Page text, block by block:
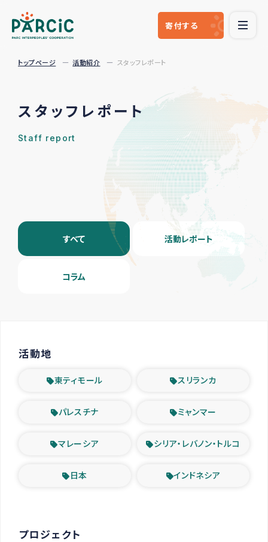
寄付する
トップページ 活動紹介 スタッフレポート
スタッフレポート
Staff report
すべて 活動レポート
コラム
活動地
東ティモール スリランカ
パレスチナ ミャンマー
マレーシア シリア・レバノン・トルコ
日本 インドネシア
プロジェクト